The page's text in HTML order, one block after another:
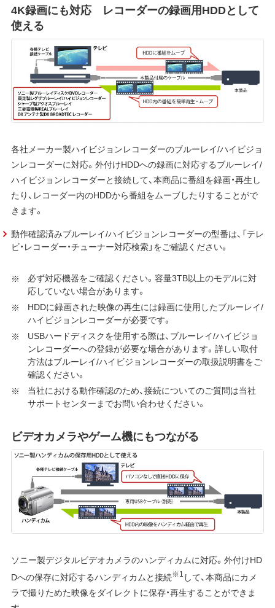
4K録画にも対応 レコーダーの録画用HDDとして
使える
各社メーカー製ハイビジョンレコーダーのブルーレイ/ハイビジョ
ンレコーダーに対応。外付けHDDへの録画に対応するブルーレイ/
ハイビジョンレコーダーと接続して、本商品に番組を録画・再生し
たり、レコーダー内のHDDから番組をムーブしたりすることがで
きます。
動作確認済みブルーレイ/ハイビジョンレコーダーの型番は、「テレ
ビ・レコーダー・チューナー対応検索」をご確認ください。
必ず対応機器をご確認ください。容量3TB以上のモデルに対
応していない場合があります。
HDDに録画された映像の再生には録画に使用したブルーレイ/
ハイビジョンレコーダーが必要です。
USBハードディスクを使用する際は、ブルーレイ/ハイビジョ
ンレコーダーへの登録が必要な場合があります。詳しい取付
方法はブルーレイ/ハイビジョンレコーダーの取扱説明書をご
確認ください。
当社における動作確認のため、接続についてのご質問は当社
サポートセンターまでお問い合わせください。
ビデオカメラやゲーム機にもつながる
ソニー製デジタルビデオカメラのハンディカムに対応。外付けHD
Dへの保存に対応するハンディカムと接続※1 して、本商品にカメ
ラで撮りためた映像をダイレクトに保存・再生することができま